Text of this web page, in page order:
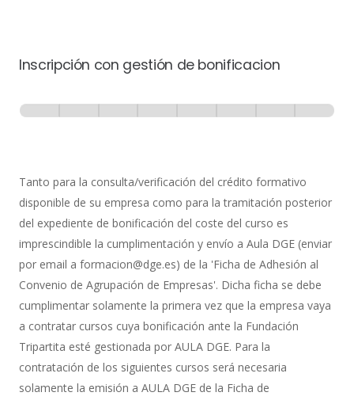
Inscripción con gestión de bonificacion
-
de
Bonificación
Tanto para la consulta/verificación del crédito formativo
disponible de su empresa como para la tramitación posterior
del expediente de bonificación del coste del curso es
imprescindible la cumplimentación y envío a Aula DGE (enviar
por email a formacion@dge.es) de la 'Ficha de Adhesión al
Convenio de Agrupación de Empresas'. Dicha ficha se debe
cumplimentar solamente la primera vez que la empresa vaya
a contratar cursos cuya bonificación ante la Fundación
Tripartita esté gestionada por AULA DGE. Para la
contratación de los siguientes cursos será necesaria
solamente la emisión a AULA DGE de la Ficha de